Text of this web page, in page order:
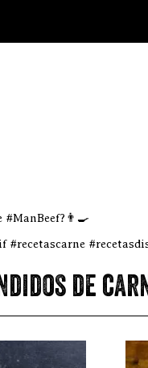
#ManBeef?👨‍🍳
#recetascarne
de